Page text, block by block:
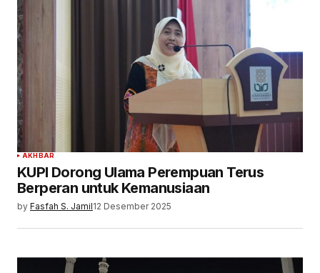
AKHBAR
KUPI Dorong Ulama Perempuan Terus
Berperan untuk Kemanusiaan
by Fasfah S. Jamil12 Desember 2025